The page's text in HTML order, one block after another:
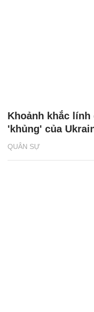
QUÂN SỰ
Khoảnh khắc lính
'khủng' của